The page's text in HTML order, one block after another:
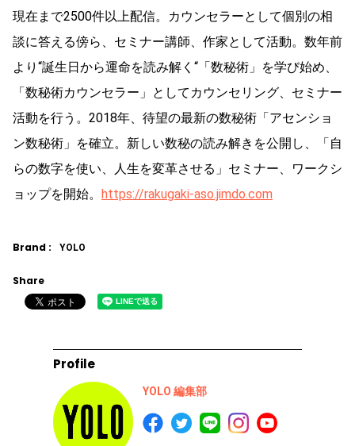
現在まで2500件以上配信。カウンセラーとして個別の相
談に答える傍ら、セミナー講師、作家として活動。数年前
より“誕生日から運命を読み解く“「数秘術」を学び始め、
「数秘術カウンセラー」としてカウンセリング、セミナー
活動を行う。2018年、待望の最新の数秘術「アセンショ
ン数秘術」を確立。新しい数秘の読み解きを公開し、「自
らの数字を使い、人生を変革させる」セミナー、ワークシ
ョップを開始。
https://rakugaki-aso.jimdo.com
Brand : YOLO
Share
Profile
YOLO 編集部